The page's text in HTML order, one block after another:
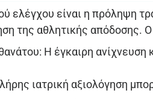
ελέγχου είναι η πρόληψη
της αθλητικής απόδοσης.
Η έγκαιρη
ιατρική αξιολόγηση